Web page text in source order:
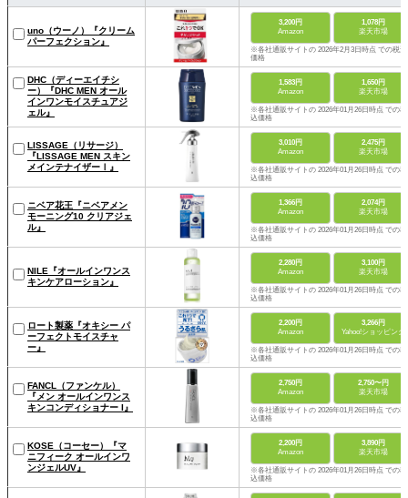
uno（ウーノ）『クリーム
パーフェクション』
3,200円
Amazon
1,078円
楽天市場
※各社通販サイトの 2026年2月3日時点 での税込
価格
DHC（ディーエイチシ
ー）『DHC MEN オール
インワンモイスチュアジ
ェル』
1,583円
Amazon
1,650円
楽天市場
※各社通販サイトの 2026年01月26日時点 での税
込価格
LISSAGE（リサージ）
『LISSAGE MEN スキン
メインテナイザーⅠ』
3,010円
Amazon
2,475円
楽天市場
※各社通販サイトの 2026年01月26日時点 での税
込価格
ニベア花王『ニベアメン
モーニング10 クリアジェ
ル』
1,366円
Amazon
2,074円
楽天市場
※各社通販サイトの 2026年01月26日時点 での税
込価格
NILE『オールインワンス
キンケアローション』
2,280円
Amazon
3,100円
楽天市場
※各社通販サイトの 2026年01月26日時点 での税
込価格
ロート製薬『オキシー パ
ーフェクトモイスチャ
ー』
2,200円
Amazon
3,266円
Yahoo!ショッピング
※各社通販サイトの 2026年01月26日時点 での税
込価格
FANCL（ファンケル）
『メン オールインワンス
キンコンディショナー I』
2,750円
Amazon
2,750〜円
楽天市場
※各社通販サイトの 2026年01月26日時点 での税
込価格
KOSE（コーセー）『マ
ニフィーク オールインワ
ンジェルUV』
2,200円
Amazon
3,890円
楽天市場
※各社通販サイトの 2026年01月26日時点 での税
込価格